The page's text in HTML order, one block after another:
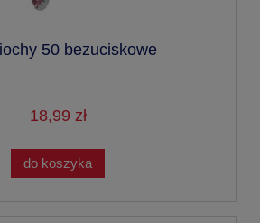
50 bezuciskowe
18,99 zł
do koszyka